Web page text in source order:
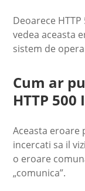
Deoarece
vedea aceasta
sistem de
Cum ar
HTTP
Aceasta eroare
incercati sa il
o eroare
„comunica”.